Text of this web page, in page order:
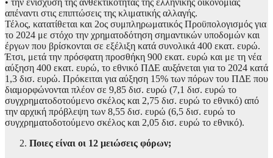
• την ενίσχυση της ανθεκτικότητας της ελληνικής οικονομίας
απέναντι στις επιπτώσεις της κλιματικής αλλαγής.
Τέλος, κατατίθεται και 2ος συμπληρωματικός Προϋπολογισμός για
το 2024 με στόχο την χρηματοδότηση σημαντικών υποδομών και
έργων που βρίσκονται σε εξέλιξη κατά συνολικά 400 εκατ. ευρώ.
Έτσι, μετά την πρόσφατη προσθήκη 900 εκατ. ευρώ και με τη νέα
αύξηση 400 εκατ. ευρώ, το εθνικό ΠΔΕ αυξάνεται για το 2024 κατά
1,3 δισ. ευρώ. Πρόκειται για αύξηση 15% των πόρων του ΠΔΕ που
διαμορφώνονται πλέον σε 9,85 δισ. ευρώ (7,1 δισ. ευρώ το
συγχρηματοδοτούμενο σκέλος και 2,75 δισ. ευρώ το εθνικό) από
την αρχική πρόβλεψη των 8,55 δισ. ευρώ (6,5 δισ. ευρώ το
συγχρηματοδοτούμενο σκέλος και 2,05 δισ. ευρώ το εθνικό).
Ποιες είναι οι 12 μειώσεις φόρων;